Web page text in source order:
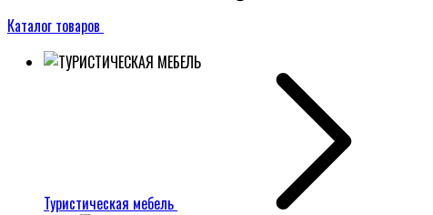
Каталог товаров
Туристическая мебель